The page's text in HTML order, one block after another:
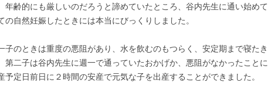
年齢的にも厳しいのだろうと諦めていたところ、谷内先生に通い始め
の自然妊娠したときには本当にびっくりしました。
子のときは重度の悪阻があり、水を飲むのもつらく、安定期まで寝た
第二子は谷内先生に週一で通っていたおかげか、悪阻がなかったことに
予定日前日に２時間の安産で元気な子を出産することができました。